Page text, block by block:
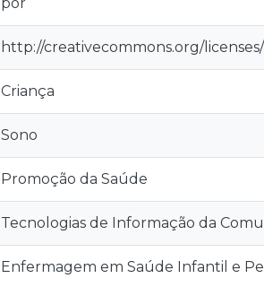
http://creativecommons.org/
Criança
Sono
Promoção da Saúde
Tecnologias de Informação da
Enfermagem em Saúde Infantil e